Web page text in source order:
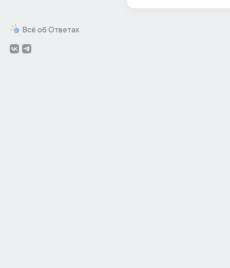
Всё об Ответах